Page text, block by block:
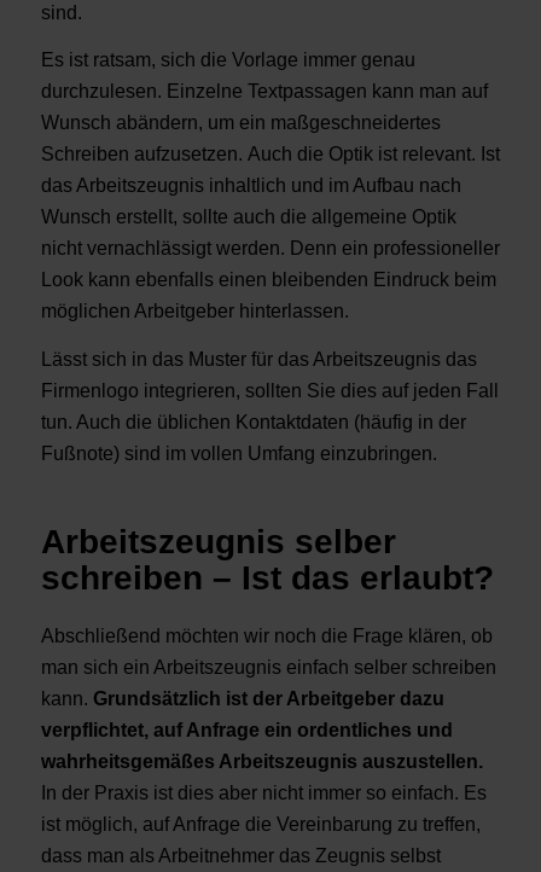
sind.
Es ist ratsam, sich die Vorlage immer genau
durchzulesen. Einzelne Textpassagen kann man auf
Wunsch abändern, um ein maßgeschneidertes
Schreiben aufzusetzen. Auch die Optik ist relevant. Ist
das Arbeitszeugnis inhaltlich und im Aufbau nach
Wunsch erstellt, sollte auch die allgemeine Optik
nicht vernachlässigt werden. Denn ein professioneller
Look kann ebenfalls einen bleibenden Eindruck beim
möglichen Arbeitgeber hinterlassen.
Lässt sich in das Muster für das Arbeitszeugnis das
Firmenlogo integrieren, sollten Sie dies auf jeden Fall
tun. Auch die üblichen Kontaktdaten (häufig in der
Fußnote) sind im vollen Umfang einzubringen.
Arbeitszeugnis selber
schreiben – Ist das erlaubt?
Abschließend möchten wir noch die Frage klären, ob
man sich ein Arbeitszeugnis einfach selber schreiben
kann. Grundsätzlich ist der Arbeitgeber dazu
verpflichtet, auf Anfrage ein ordentliches und
wahrheitsgemäßes Arbeitszeugnis auszustellen.
In der Praxis ist dies aber nicht immer so einfach. Es
ist möglich, auf Anfrage die Vereinbarung zu treffen,
dass man als Arbeitnehmer das Zeugnis selbst